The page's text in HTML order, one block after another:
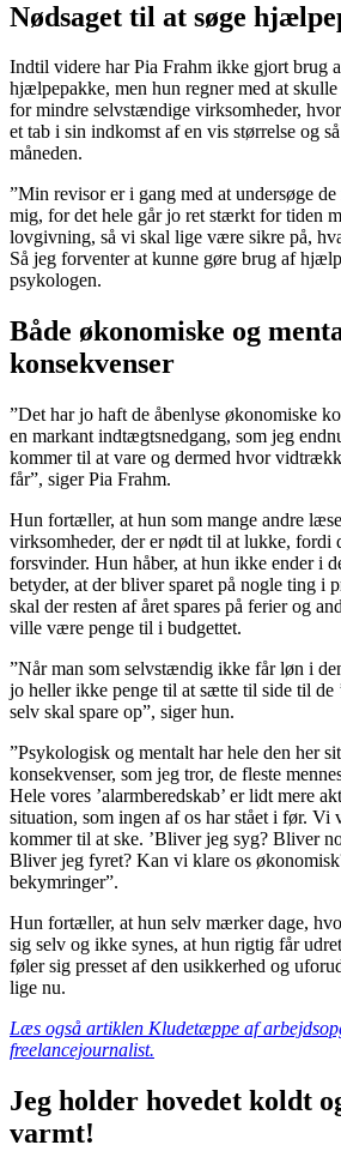
Nødsaget til at søge
Indtil videre har Pia Frahm ikke gjort brug
hjælpepakke, men hun regner med at
for mindre selvstændige virksomheder,
et tab i sin indkomst af en vis størrelse og
måneden.
”Min revisor er i gang med at undersøge
mig, for det hele går jo ret stærkt for tiden
lovgivning, så vi skal lige være sikre på,
Så jeg forventer at kunne gøre brug af
psykologen.
Både økonomiske og
konsekvenser
”Det har jo haft de åbenlyse økonomiske
en markant indtægtsnedgang, som jeg
kommer til at vare og dermed hvor
får”, siger Pia Frahm.
Hun fortæller, at hun som mange andre
virksomheder, der er nødt til at lukke, fordi
forsvinder. Hun håber, at hun ikke ender i
betyder, at der bliver sparet på nogle ting i
skal der resten af året spares på ferier og
ville være penge til i budgettet.
”Når man som selvstændig ikke får løn i
jo heller ikke penge til at sætte til side til de
selv skal spare op”, siger hun.
”Psykologisk og mentalt har hele den her
konsekvenser, som jeg tror, de fleste
Hele vores ’alarmberedskab’ er lidt mere
situation, som ingen af os har stået i før. Vi
kommer til at ske. ’Bliver jeg syg? Bliver
Bliver jeg fyret? Kan vi klare os
bekymringer”.
Hun fortæller, at hun selv mærker dage,
sig selv og ikke synes, at hun rigtig får
føler sig presset af den usikkerhed og
lige nu.
Læs også artiklen Kludetæppe af
freelancejournalist.
Jeg holder hovedet koldt
varmt!